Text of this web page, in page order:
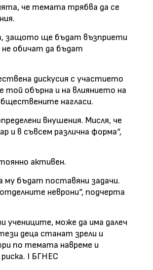
че темата трябва да се
защото ще бъдат възприети
обичат да бъдат
дискусия с участието
той обърна и на влиянието на
нагласи.
внушения. Мисля, че
и в съвсем различна форма“,
активен.
му бъдат поставяни задачи.
неврони“, подчерта
учениците, може да има далеч
деца станат зрели и
по темата навреме и
І БГНЕС